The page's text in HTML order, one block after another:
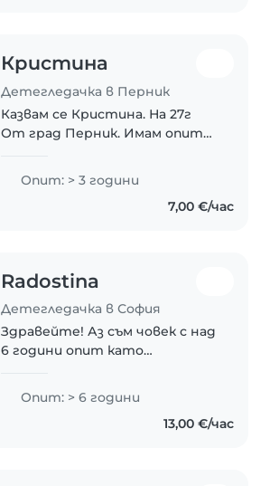
Кристина
Детегледачка в Перник
Казвам се Кристина. На 27г
От град Перник. Имам опит
удоволствие да се грижа за
тях. Забавна и креативна съм.
Опит: > 3 години
7,00 €/час
Radostina
Детегледачка в София
Здравейте! Аз съм човек с над
6 години опит като
сферата на изкуствата,
включително и управленски
Опит: > 6 години
13,00 €/час